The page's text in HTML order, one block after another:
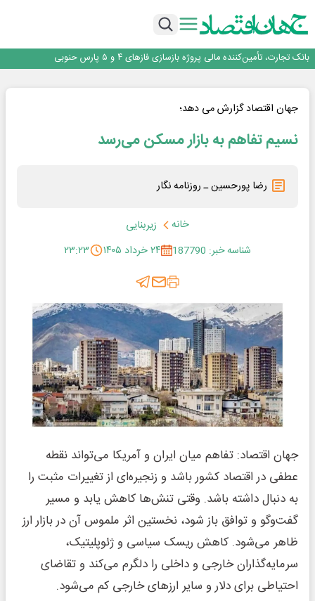
برگزاری آیین نکوداشت فعالان مواکب مرز شلمچه توسط شهرداری منطقه یک
ایران، شریک راهبردی اتحادیه اقتصادی اوراسیا در مسیر توسعه تجارت و همگرایی
منطقه‌ای
بانک تجارت، تأمین‌کننده مالی پروژه بازسازی فازهای ۴ و ۵ پارس حنوبی
جمنای دستیار اصلی گوشی‌های اندرویدی می‌شود
برگزاری آیین نکوداشت فعالان مواکب مرز شلمچه توسط شهرداری منطقه یک
ایران، شریک راهبردی اتحادیه اقتصادی اوراسیا در مسیر توسعه تجارت و همگرایی
منطقه‌ای
جهان اقتصاد گزارش می دهد؛
نسیم تفاهم به بازار مسکن می‌رسد
رضا پورحسین ـ روزنامه نگار
خانه
زیربنایی
شناسه خبر: 187790
۲۴ خرداد ۱۴۰۵ ۲۳:۲۳
جهان اقتصاد: تفاهم میان ایران و آمریکا می‌تواند نقطه
عطفی در اقتصاد کشور باشد و زنجیره‌ای از تغییرات مثبت را
به دنبال داشته باشد. وقتی تنش‌ها کاهش یابد و مسیر
گفت‌وگو و توافق باز شود، نخستین اثر ملموس آن در بازار ارز
ظاهر می‌شود. کاهش ریسک سیاسی و ژئوپلیتیک،
سرمایه‌گذاران خارجی و داخلی را دلگرم می‌کند و تقاضای
احتیاطی برای دلار و سایر ارزهای خارجی کم می‌شود.